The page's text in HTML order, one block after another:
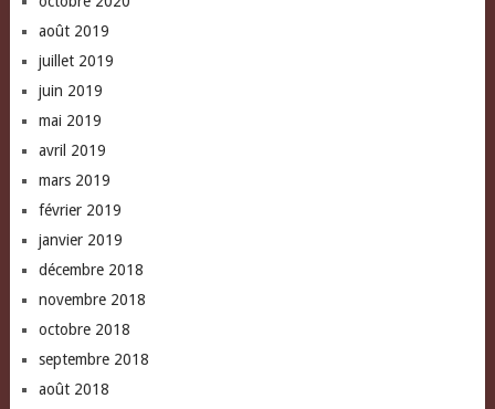
août 2019
juillet 2019
juin 2019
mai 2019
avril 2019
mars 2019
février 2019
janvier 2019
décembre 2018
novembre 2018
octobre 2018
septembre 2018
août 2018